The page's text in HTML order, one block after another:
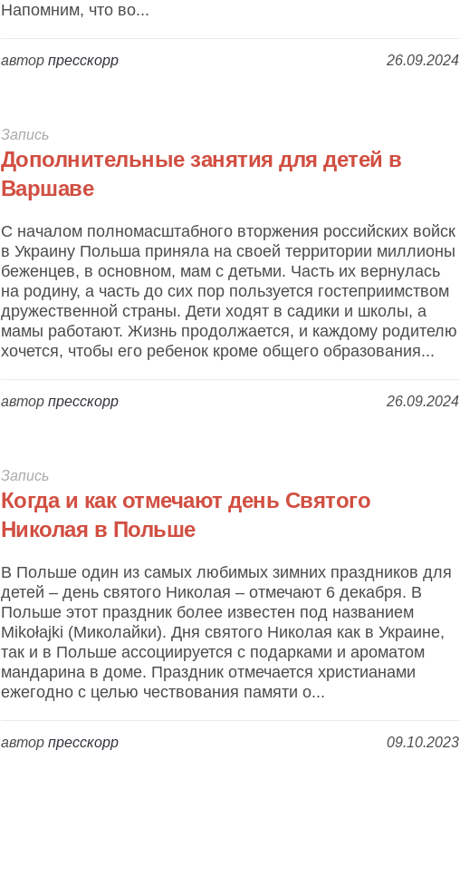
Напомним, что во...
26.09.2024
автор пресскорр
Запись
Дополнительные занятия для детей в
Варшаве
С началом полномасштабного вторжения российских войск
в Украину Польша приняла на своей территории миллионы
беженцев, в основном, мам с детьми. Часть их вернулась
на родину, а часть до сих пор пользуется гостеприимством
дружественной страны. Дети ходят в садики и школы, а
мамы работают. Жизнь продолжается, и каждому родителю
хочется, чтобы его ребенок кроме общего образования...
26.09.2024
автор пресскорр
Запись
Когда и как отмечают день Святого
Николая в Польше
В Польше один из самых любимых зимних праздников для
детей – день святого Николая – отмечают 6 декабря. В
Польше этот праздник более известен под названием
Mikołajki (Миколайки). Дня святого Николая как в Украине,
так и в Польше ассоциируется с подарками и ароматом
мандарина в доме. Праздник отмечается христианами
ежегодно с целью чествования памяти о...
09.10.2023
автор пресскорр